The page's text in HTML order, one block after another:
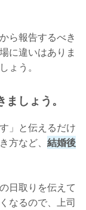
ら報告するべき
に違いはありま
ょう。
しょう。
」と伝えるだけ
方など、 結婚後
日取りを伝えて
なるので、上司